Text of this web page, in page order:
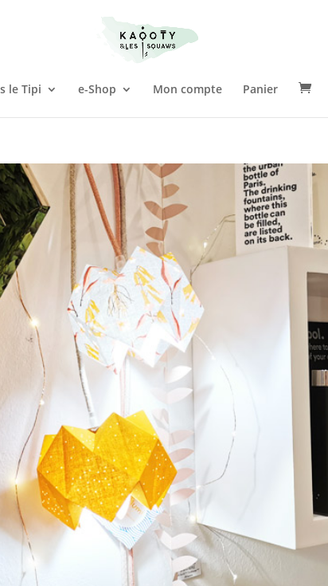
le Tipi e-Shop Mon compte Panier